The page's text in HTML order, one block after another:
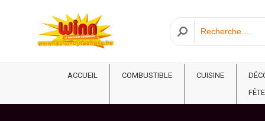
ACCUEIL COMBUSTIBLE CUISINE
FÊTE